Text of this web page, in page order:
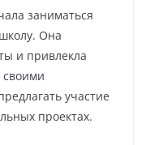
заниматься
Она
и привлекла
своими
участие
проектах.